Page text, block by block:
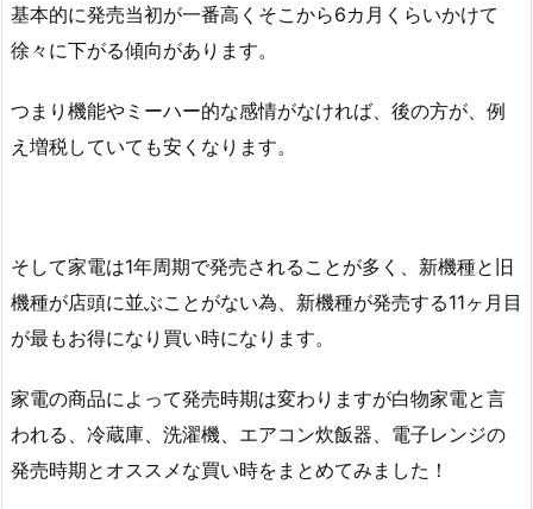
基本的に発売当初が一番高くそこから6カ月くらいかけて
徐々に下がる傾向があります。
つまり機能やミーハー的な感情がなければ、後の方が、例
え増税していても安くなります。
そして家電は1年周期で発売されることが多く、新機種と旧
機種が店頭に並ぶことがない為、新機種が発売する11ヶ月目
が最もお得になり買い時になります。
家電の商品によって発売時期は変わりますが白物家電と言
われる、冷蔵庫、洗濯機、エアコン炊飯器、電子レンジの
発売時期とオススメな買い時をまとめてみました！